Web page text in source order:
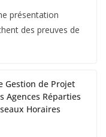
présentation
des preuves de
Gestion de Projet
Agences Réparties
Horaires